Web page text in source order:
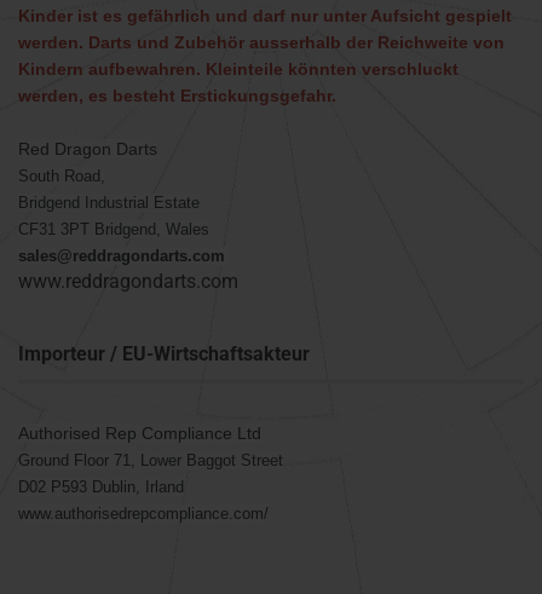
Kinder ist es gefährlich und darf nur unter Aufsicht gespielt
werden. Darts und Zubehör ausserhalb der Reichweite von
Kindern aufbewahren. Kleinteile könnten verschluckt
werden, es besteht Erstickungsgefahr.
Red Dragon Darts
South Road,
Bridgend Industrial Estate
CF31 3PT Bridgend, Wales
sales@reddragondarts.com
www.reddragondarts.com
Importeur / EU-Wirtschaftsakteur
Authorised Rep Compliance Ltd
Ground Floor 71, Lower Baggot Street
D02 P593 Dublin, Irland
www.authorisedrepcompliance.com/